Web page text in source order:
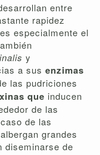
entre
rapidez
especialmente el
y
a sus enzimas
las pudriciones
que inducen
de las
de las
grandes
diseminarse de